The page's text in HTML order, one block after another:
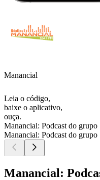
Manancial
Leia o código,
baixe o aplicativo,
ouça.
Manancial: Podcast do grupo
Manancial: Podcast do grupo
Manancial: